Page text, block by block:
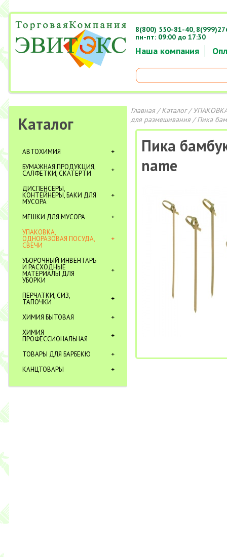
Наша компания
8(800) 550-81-40,
пн-пт: 09:00 до 17:30
Каталог
АВТОХИМИЯ
БУМАЖНАЯ ПРОДУКЦИЯ,
САЛФЕТКИ, СКАТЕРТИ
ДИСПЕНСЕРЫ,
КОНТЕЙНЕРЫ, БАКИ ДЛЯ
МУСОРА
МЕШКИ ДЛЯ МУСОРА
УПАКОВКА,
ОДНОРАЗОВАЯ ПОСУДА,
СВЕЧИ
УБОРОЧНЫЙ ИНВЕНТАРЬ
И РАСХОДНЫЕ
МАТЕРИАЛЫ ДЛЯ
УБОРКИ
ПЕРЧАТКИ, СИЗ,
ТАПОЧКИ
ХИМИЯ БЫТОВАЯ
ХИМИЯ
ПРОФЕССИОНАЛЬНАЯ
ТОВАРЫ ДЛЯ БАРБЕКЮ
КАНЦТОВАРЫ
Главная/Каталог/
для размешивания/ Пика
Пика
name